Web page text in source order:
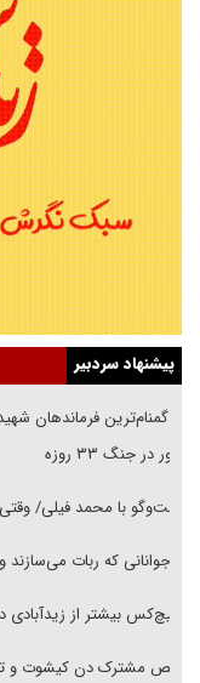
پیشنهاد سردبیر
حضور در جنگ ۳۳ روزه
گفت‌وگو با محمد فیلی/
نوجوانانی که ربات می‌سازند
هیچ‌کس بیشتر از
رقص مشترک دن کیشوت و